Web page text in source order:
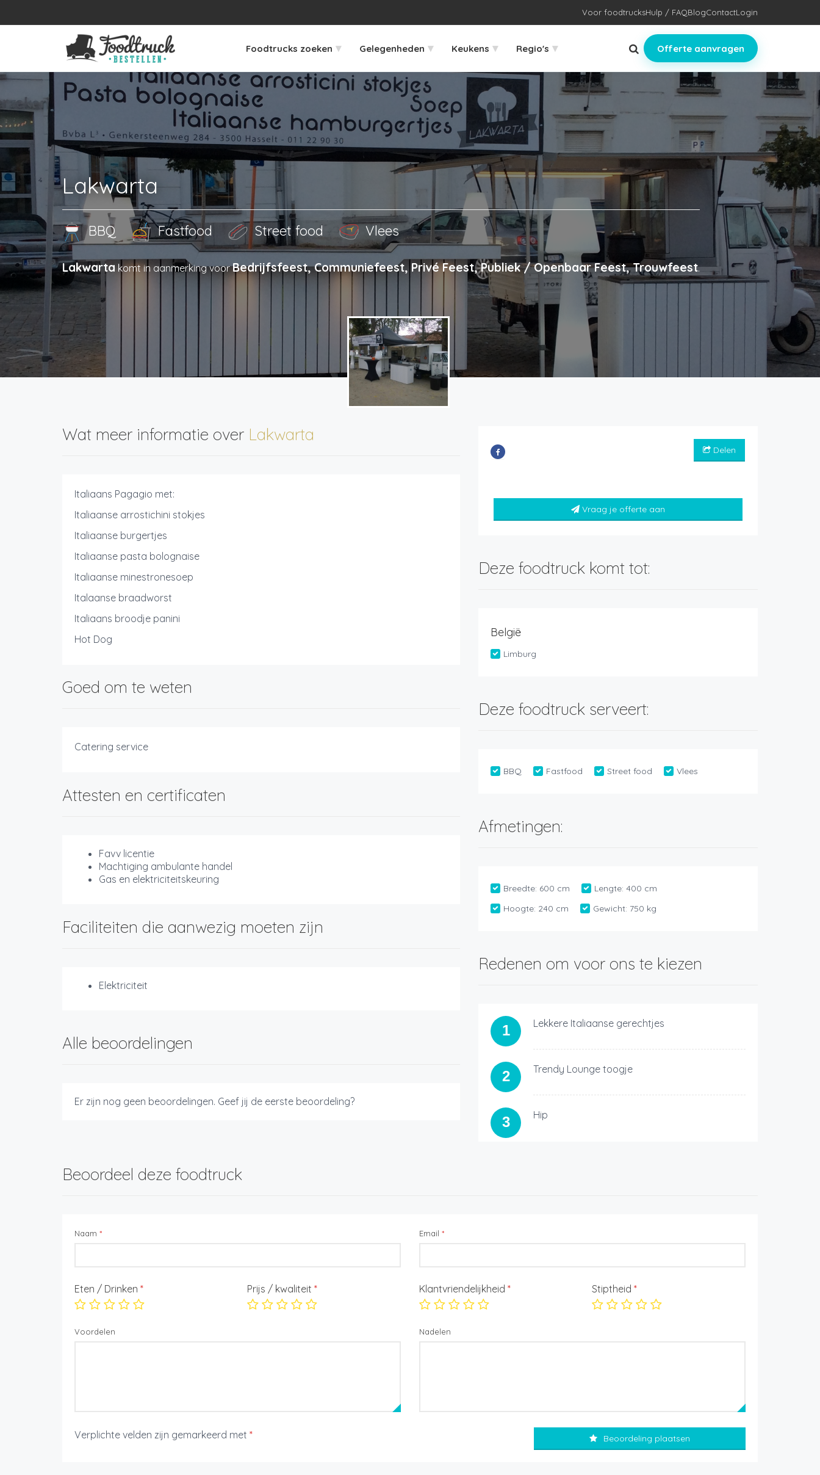
Voor foodtrucksHulp / FAQBlogContactLogin
Foodtrucks zoeken ▾ Gelegenheden ▾ Keukens ▾ Regio's ▾ Offerte aanvragen
Lakwarta
BBQ Fastfood Street food Vlees
Lakwartakomt in aanmerking voorBedrijfsfeest, Communiefeest, Privé Feest, Publiek / Openbaar Feest, Trouwfeest.
Wat meer informatie over Lakwarta
Italiaans Pagagio met:
Italiaanse arrostichini stokjes
Italiaanse burgertjes
Italiaanse pasta bolognaise
Italiaanse minestronesoep
Italaanse braadworst
Italiaans broodje panini
Hot Dog
Goed om te weten
Catering service
Attesten en certificaten
Favv licentie
Machtiging ambulante handel
Gas en elektriciteitskeuring
Faciliteiten die aanwezig moeten zijn
Elektriciteit
Alle beoordelingen
Er zijn nog geen beoordelingen. Geef jij de eerste beoordeling?
Delen
Vraag je offerte aan
Deze foodtruck komt tot:
België
Limburg
Deze foodtruck serveert:
BBQ Fastfood Street food Vlees
Afmetingen:
Breedte: 600 cm Lengte: 400 cm
Hoogte: 240 cm Gewicht: 750 kg
Redenen om voor ons te kiezen
1 Lekkere Italiaanse gerechtjes
2 Trendy Lounge toogje
3 Hip
Beoordeel deze foodtruck
Naam * Email *
Eten / Drinken * Prijs / kwaliteit * Klantvriendelijkheid * Stiptheid *
Voordelen Nadelen
Verplichte velden zijn gemarkeerd met * Beoordeling plaatsen